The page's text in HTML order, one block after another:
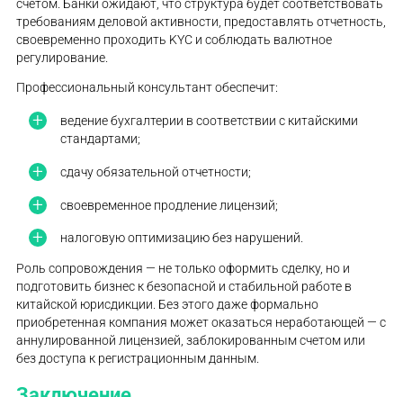
счетом. Банки ожидают, что структура будет соответствовать
требованиям деловой активности, предоставлять отчетность,
своевременно проходить KYC и соблюдать валютное
регулирование.
Профессиональный консультант обеспечит:
ведение бухгалтерии в соответствии с китайскими
стандартами;
сдачу обязательной отчетности;
своевременное продление лицензий;
налоговую оптимизацию без нарушений.
Роль сопровождения — не только оформить сделку, но и
подготовить бизнес к безопасной и стабильной работе в
китайской юрисдикции. Без этого даже формально
приобретенная компания может оказаться неработающей — с
аннулированной лицензией, заблокированным счетом или
без доступа к регистрационным данным.